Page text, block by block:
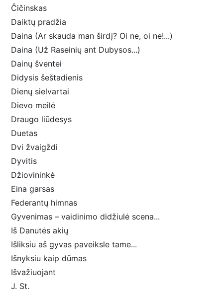
Čičinskas
Daiktų pradžia
Daina (Ar skauda man širdį? Oi ne, oi ne!...)
Daina (Už Raseinių ant Dubysos...)
Dainų šventei
Didysis šeštadienis
Dienų sielvartai
Dievo meilė
Draugo liūdesys
Duetas
Dvi žvaigždi
Dyvitis
Džiovininkė
Eina garsas
Federantų himnas
Gyvenimas – vaidinimo didžiulė scena...
Iš Danutės akių
Išliksiu aš gyvas paveiksle tame...
Išnyksiu kaip dūmas
Išvažiuojant
J. St.